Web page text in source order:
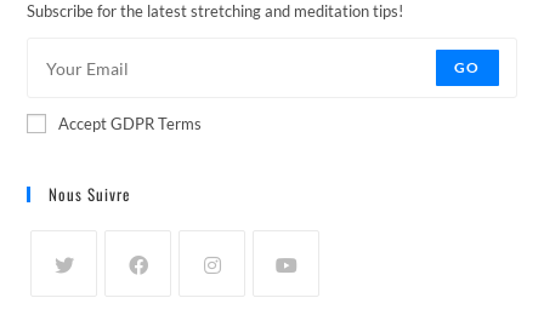
Subscribe for the latest stretching and meditation tips!
GO
Accept GDPR Terms
Nous Suivre